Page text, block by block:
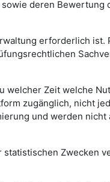
deren
erforderlich
Zeit welche
zugänglich, nicht
und werden
Zwecken